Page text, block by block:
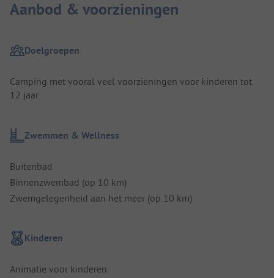
Aanbod & voorzieningen
Doelgroepen
Camping met vooral veel voorzieningen voor kinderen tot
12 jaar
Zwemmen & Wellness
Buitenbad
Binnenzwembad (op 10 km)
Zwemgelegenheid aan het meer (op 10 km)
Kinderen
Animatie voor kinderen